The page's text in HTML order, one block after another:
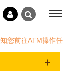
ATM操作任何動作